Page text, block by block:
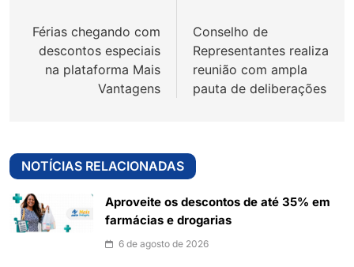
Post
Férias chegando com
descontos especiais
na plataforma Mais
Vantagens
Conselho de
Representantes realiza
reunião com ampla
pauta de deliberações
NOTÍCIAS RELACIONADAS
Aproveite os descontos de até 35% em
farmácias e drogarias
6 de agosto de 2026